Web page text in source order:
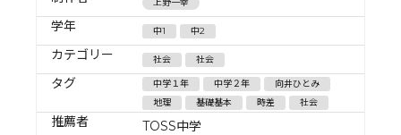
上野一幸
学年 中1 中2
カテゴリー 社会 社会
タグ 中学１年 中学２年
向井ひとみ
地理
基礎基本 時差 社会
推薦者 TOSS中学